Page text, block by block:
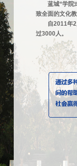
蓝城“学院
致全面的文化
自2011年
过3000人。